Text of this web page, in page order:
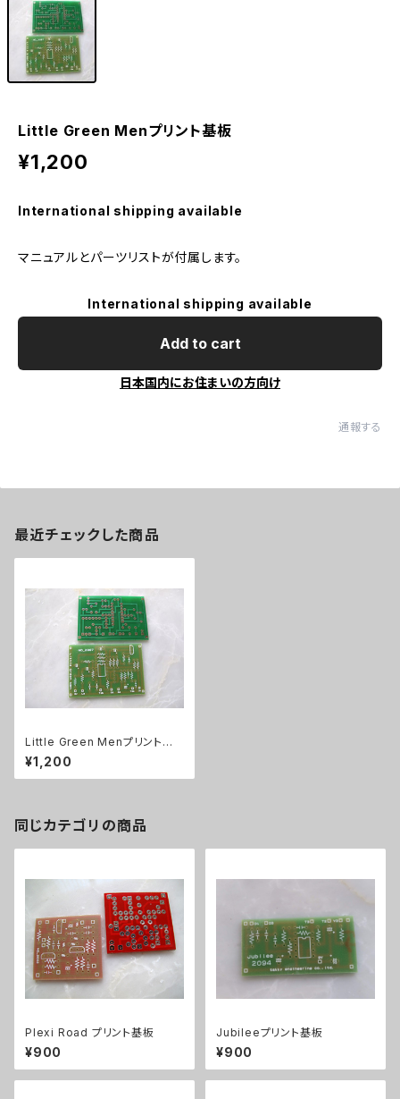
Little Green Menプリント基板
¥1,200
International shipping available
マニュアルとパーツリストが付属します。
International shipping available
Add to cart
日本国内にお住まいの方向け
通報する
最近チェックした商品
Little Green Menプリント基
板
¥1,200
同じカテゴリの商品
Plexi Road プリント基板
¥900
Jubileeプリント基板
¥900